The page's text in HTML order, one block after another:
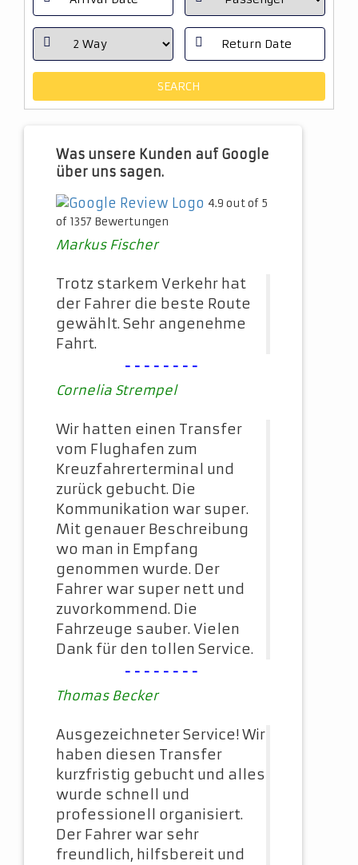
Was unsere Kunden auf Google
über uns sagen.
4.9 out of 5
of 1357 Bewertungen
Markus Fischer
Trotz starkem Verkehr hat
der Fahrer die beste Route
gewählt. Sehr angenehme
Fahrt.
--------
Cornelia Strempel
Wir hatten einen Transfer
vom Flughafen zum
Kreuzfahrerterminal und
zurück gebucht. Die
Kommunikation war super.
Mit genauer Beschreibung
wo man in Empfang
genommen wurde. Der
Fahrer war super nett und
zuvorkommend. Die
Fahrzeuge sauber. Vielen
Dank für den tollen Service.
--------
Thomas Becker
Ausgezeichneter Service! Wir
haben diesen Transfer
kurzfristig gebucht und alles
wurde schnell und
professionell organisiert.
Der Fahrer war sehr
freundlich, hilfsbereit und